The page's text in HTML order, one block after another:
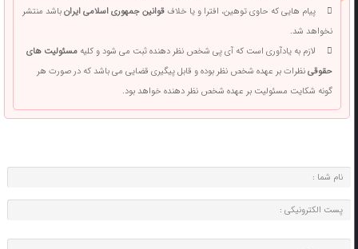
پیام هایی که حاوی توهین، افترا و یا خلافقوانین جمهوری اسلامی ایرانباشد منتشر
نخواهد شد.
لازم به یادآوری است که آی پی شخص نظر دهنده ثبت می شود و کلیهمسئولیت های
حقوقینظرات بر عهده شخص نظر بوده و قابل پیگیری قضایی می باشد که در صورت هر
گونه شکایت مسئولیت بر عهده شخص نظر دهنده خواهد بود.